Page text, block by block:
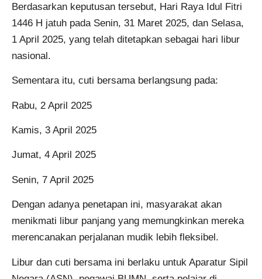
Berdasarkan keputusan tersebut, Hari Raya Idul Fitri
1446 H jatuh pada Senin, 31 Maret 2025, dan Selasa,
1 April 2025, yang telah ditetapkan sebagai hari libur
nasional.
Sementara itu, cuti bersama berlangsung pada:
Rabu, 2 April 2025
Kamis, 3 April 2025
Jumat, 4 April 2025
Senin, 7 April 2025
Dengan adanya penetapan ini, masyarakat akan
menikmati libur panjang yang memungkinkan mereka
merencanakan perjalanan mudik lebih fleksibel.
Libur dan cuti bersama ini berlaku untuk Aparatur Sipil